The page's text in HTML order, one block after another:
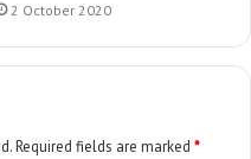
2 October 2020
Required fields are marked *